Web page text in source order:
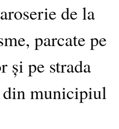
de la
parcate pe
și pe strada
municipiul